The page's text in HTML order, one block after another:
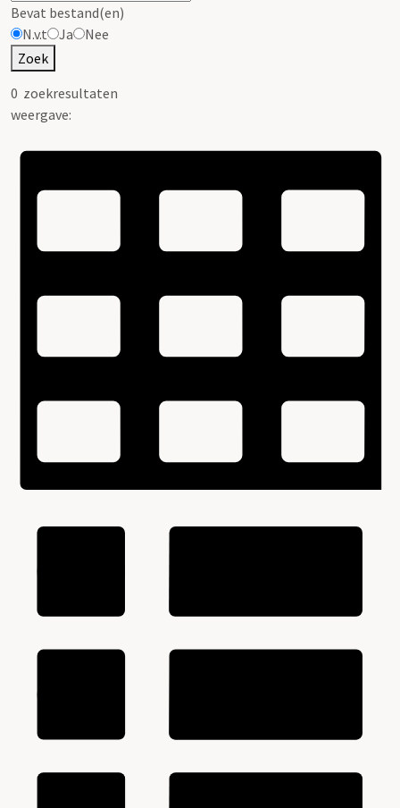
Bevat bestand(en)
N.v.t
Ja
Nee
Zoek
0 zoekresultaten
weergave: